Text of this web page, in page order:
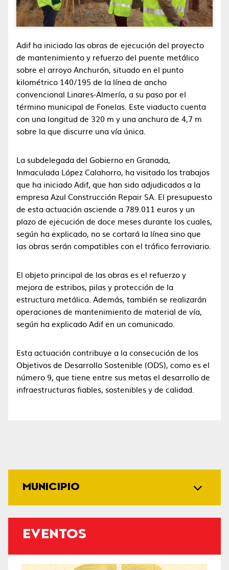
MUNICIPIO
EVENTOS
Adif ha iniciado las obras de ejecución del proyecto
de mantenimiento y refuerzo del puente metálico
sobre el arroyo Anchurón, situado en el punto
kilométrico 140/195 de la línea de ancho
convencional Linares-Almería, a su paso por el
término municipal de Fonelas. Este viaducto cuenta
con una longitud de 320 m y una anchura de 4,7 m
sobre la que discurre una vía única.
La subdelegada del Gobierno en Granada,
Inmaculada López Calahorro, ha visitado los trabajos
que ha iniciado Adif, que han sido adjudicados a la
empresa Azul Construcción Repair SA. El presupuesto
de esta actuación asciende a 789.011 euros y un
plazo de ejecución de doce meses durante los cuales,
según ha explicado, no se cortará la línea sino que
las obras serán compatibles con el tráfico ferroviario.
El objeto principal de las obras es el refuerzo y
mejora de estribos, pilas y protección de la
estructura metálica. Además, también se realizarán
operaciones de mantenimiento de material de vía,
según ha explicado Adif en un comunicado.
Esta actuación contribuye a la consecución de los
Objetivos de Desarrollo Sostenible (ODS), como es el
número 9, que tiene entre sus metas el desarrollo de
infraestructuras fiables, sostenibles y de calidad.